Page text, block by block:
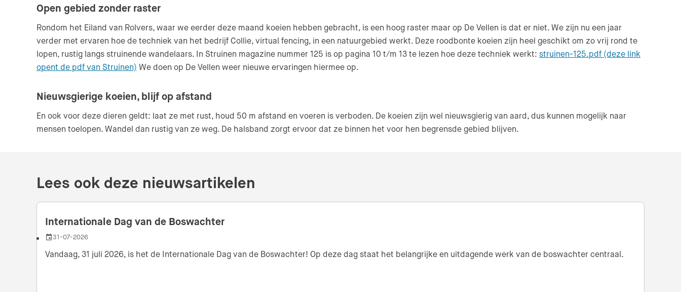
Open gebied zonder raster
Rondom het Eiland van Rolvers, waar we eerder deze maand koeien hebben gebracht, is een hoog raster maar op De Vellen is dat er niet. We zijn nu een jaar
verder met ervaren hoe de techniek van het bedrijf Collie, virtual fencing, in een natuurgebied werkt. Deze roodbonte koeien zijn heel geschikt om zo vrij rond te
lopen, rustig langs struinende wandelaars. In Struinen magazine nummer 125 is op pagina 10 t/m 13 te lezen hoe deze techniek werkt: struinen-125.pdf (deze link
opent de pdf van Struinen) We doen op De Vellen weer nieuwe ervaringen hiermee op.
Nieuwsgierige koeien, blijf op afstand
En ook voor deze dieren geldt: laat ze met rust, houd 50 m afstand en voeren is verboden. De koeien zijn wel nieuwsgierig van aard, dus kunnen mogelijk naar
mensen toelopen. Wandel dan rustig van ze weg. De halsband zorgt ervoor dat ze binnen het voor hen begrensde gebied blijven.
Lees ook deze nieuwsartikelen
Internationale Dag van de Boswachter
Datum
31-07-2026
Vandaag, 31 juli 2026, is het de Internationale Dag van de Boswachter! Op deze dag staat het belangrijke en uitdagende werk van de boswachter centraal.